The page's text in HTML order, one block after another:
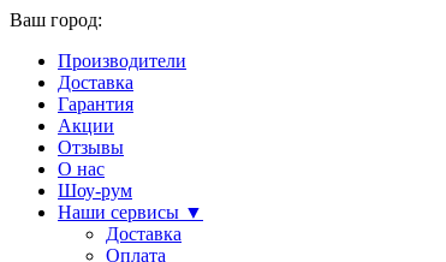
Ваш город:
Производители
Доставка
Гарантия
Акции
Отзывы
О нас
Шоу-рум
Наши сервисы ▼
Доставка
Оплата